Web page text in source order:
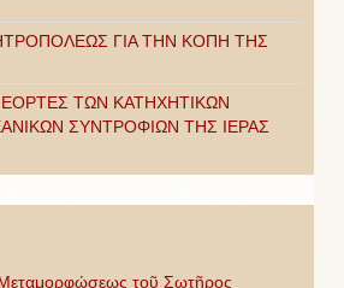
ΓΙΑ ΤΗΝ ΚΟΠΗ ΤΗΣ
ΕΟΡΤΕΣ ΤΩΝ ΚΑΤΗΧΗΤΙΚΩΝ
ΣΥΝΤΡΟΦΙΩΝ ΤΗΣ ΙΕΡΑΣ
τοῦ Σωτῆρος